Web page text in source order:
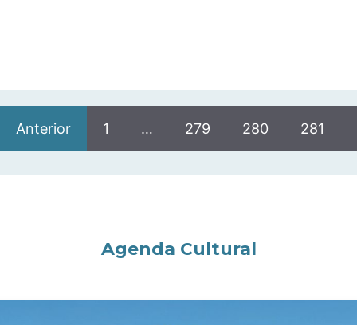
Anterior 1 … 279 280 281
Agenda Cultural